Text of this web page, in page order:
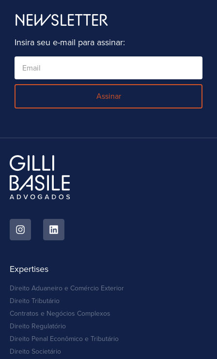
NEWSLETTER
Insira seu e-mail para assinar:
Assinar
Expertises
Direito Aduaneiro e Comércio Exterior
Direito Tributário
Contratos e Negócios Complexos
Direito Regulatório
Direito Penal Econômico e Tributário
Direito Societário